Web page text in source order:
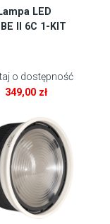
LED
II 6C 1-KIT
o dostępność
349,00 zł